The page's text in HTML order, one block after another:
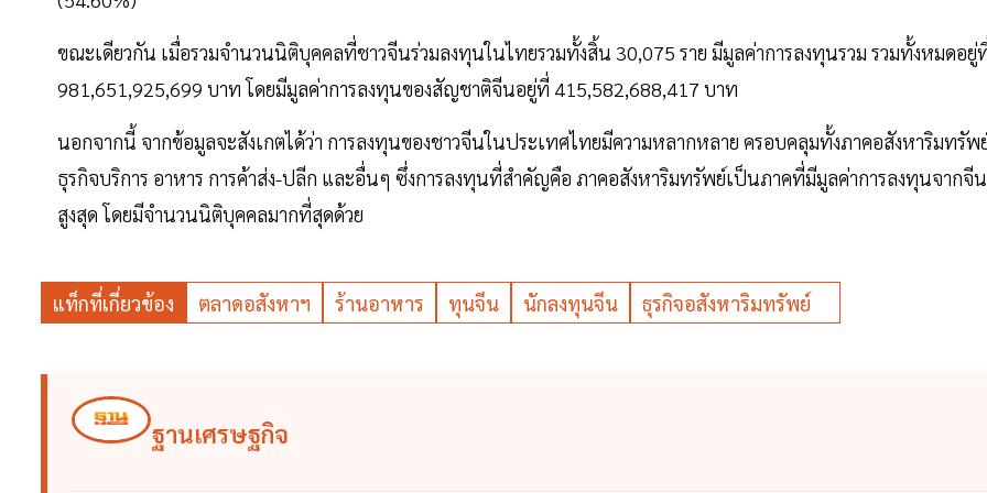
ขณะเดียวกัน เมื่อรวมจำนวนนิติบุคคลที่ชาวจีนร่วมลงทุนในไทยรวมทั้งสิ้น 30,075 ราย มีมูลค่าการลงทุนรวม รวมทั้งหมดอยู่
981,651,925,699 บาท โดยมีมูลค่าการลงทุนของสัญชาติจีนอยู่ที่ 415,582,688,417 บาท
นอกจากนี้ จากข้อมูลจะสังเกตได้ว่า การลงทุนของชาวจีนในประเทศไทยมีความหลากหลาย ครอบคลุมทั้งภาคอสังหาริมทรัพ
ธุรกิจบริการ อาหาร การค้าส่ง-ปลีก และอื่นๆ ซึ่งการลงทุนที่สำคัญคือ ภาคอสังหาริมทรัพย์เป็นภาคที่มีมูลค่าการลงทุนจากจีน
สูงสุด โดยมีจำนวนนิติบุคคลมากที่สุดด้วย
แท็กที่เกี่ยวข้อง ตลาดอสังหาฯ ร้านอาหาร ทุนจีน นักลงทุนจีน ธุรกิจอสังหาริมทรัพย์
ฐานเศรษฐกิจ